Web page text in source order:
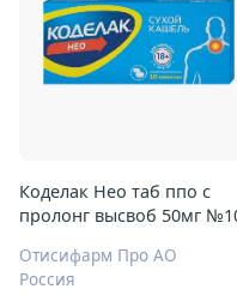
Коделак Нео таб ппо с
пролонг высвоб 50мг
Отисифарм Про АО
Россия